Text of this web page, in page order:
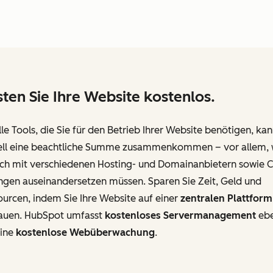
Sie Ihre Website kostenlos.
Tools, die Sie für den Betrieb Ihrer Website benötigen,
eine beachtliche Summe zusammenkommen – vor allem,
mit verschiedenen Hosting- und Domainanbietern sowie
auseinandersetzen müssen. Sparen Sie Zeit, Geld und
indem Sie Ihre Website auf einer zentralen Plattform
HubSpot umfasst kostenloses Servermanagement
kostenlose Webüberwachung.